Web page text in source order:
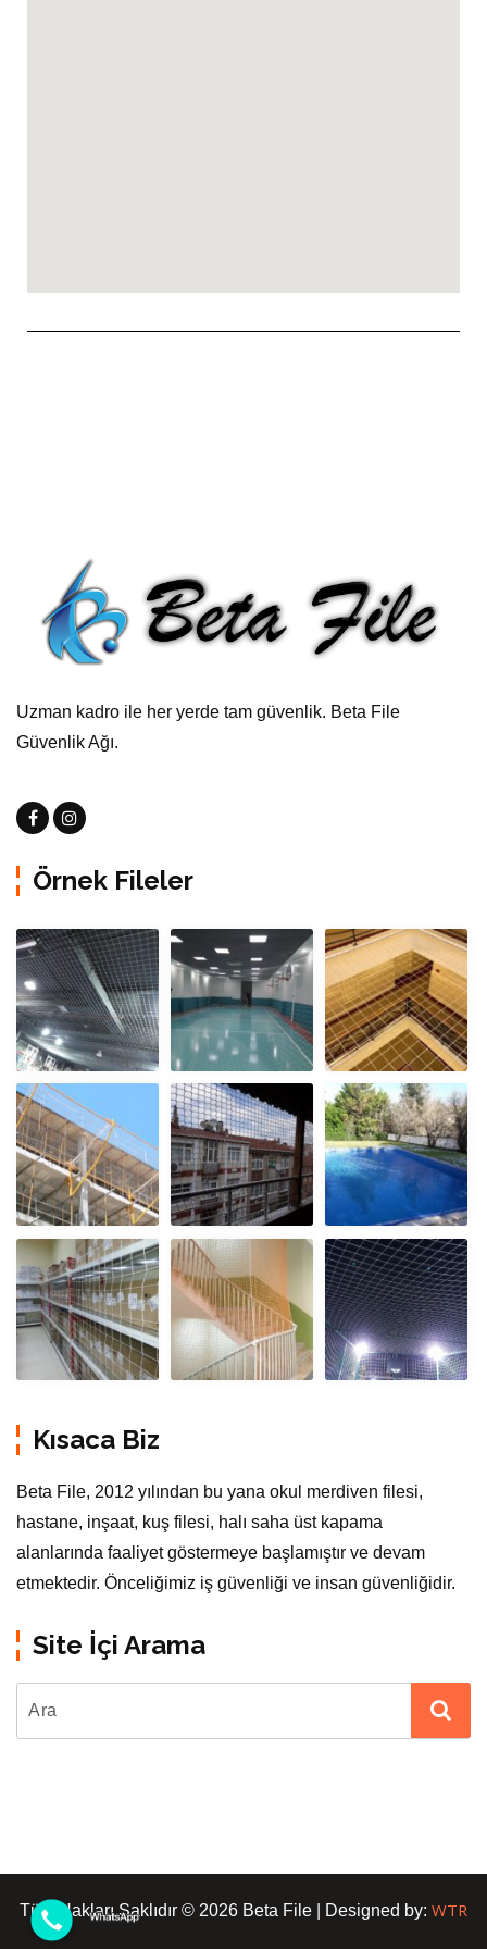
Uzman kadro ile her yerde tam güvenlik. Beta File
Güvenlik Ağı.
Örnek Fileler
Kısaca Biz
Beta File, 2012 yılından bu yana okul merdiven filesi,
hastane, inşaat, kuş filesi, halı saha üst kapama
alanlarında faaliyet göstermeye başlamıştır ve devam
etmektedir. Önceliğimiz iş güvenliği ve insan güvenliğidir.
Site İçi Arama
Tüm Hakları Saklıdır © 2026 Beta File | Designed by: WTR